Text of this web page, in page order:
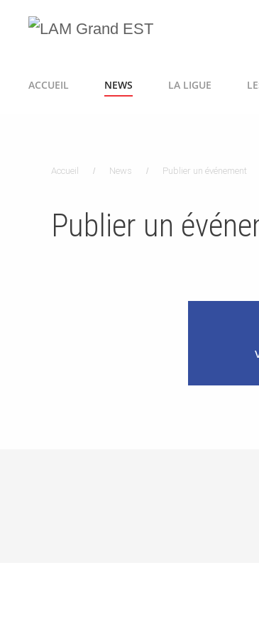
ACCUEIL NEWS LA LIGUE
Accueil News Publier un événement
Publier un